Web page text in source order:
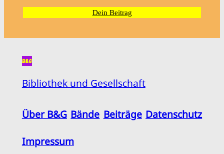
Dein Beitrag
Bibliothek und Gesellschaft
Über B&G Bände Beiträge Datenschutz
Impressum